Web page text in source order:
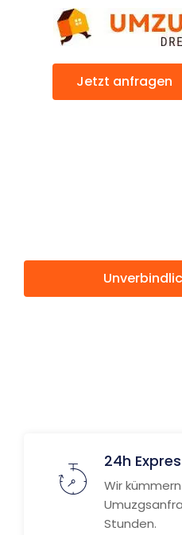
Jetzt anfragen
24h
Wir
Stunden.